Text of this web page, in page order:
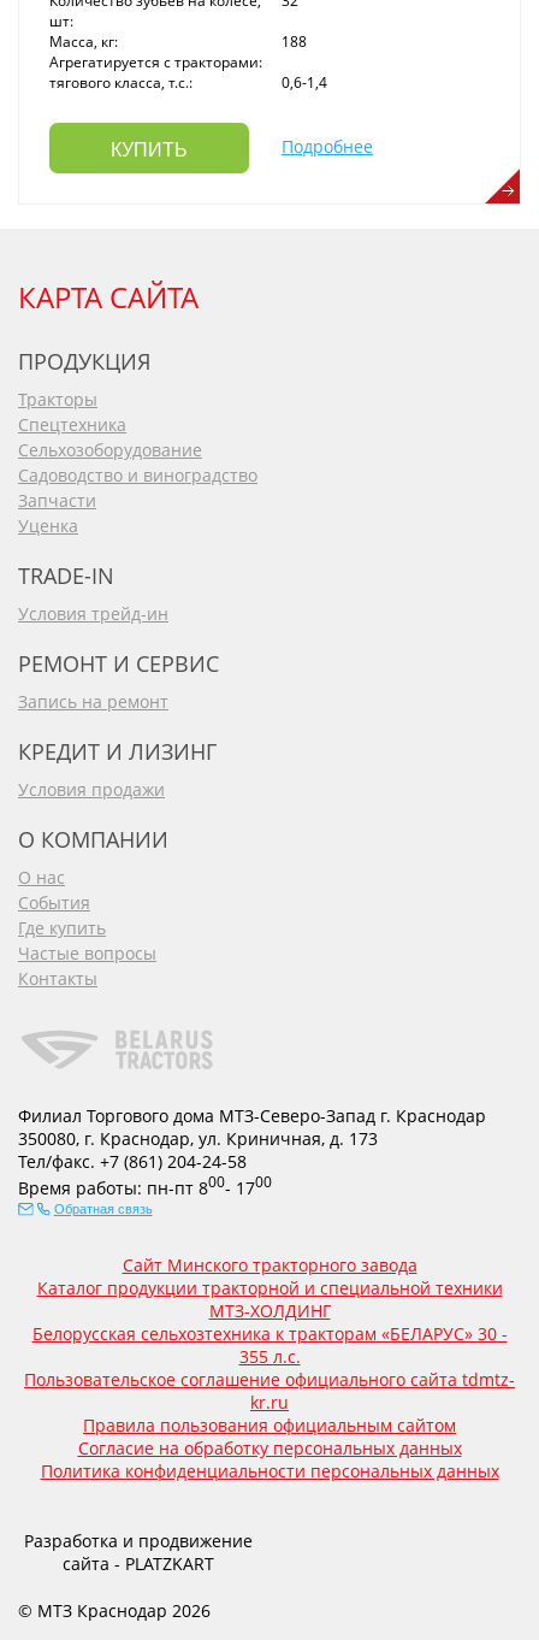
шт:
Масса, кг:
188
Агрегатируется с тракторами:
тягового класса, т.с.:
0,6-1,4
КУПИТЬ Подробнее
КАРТА САЙТА
ПРОДУКЦИЯ
Тракторы
Спецтехника
Сельхозоборудование
Садоводство и виноградство
Запчасти
Уценка
TRADE-IN
Условия трейд-ин
РЕМОНТ И СЕРВИС
Запись на ремонт
КРЕДИТ И ЛИЗИНГ
Условия продажи
О КОМПАНИИ
О нас
События
Где купить
Частые вопросы
Контакты
Филиал Торгового дома МТЗ-Северо-Запад г. Краснодар
350080, г. Краснодар, ул. Криничная, д. 173
Тел/факс. +7 (861) 204-24-58
Время работы: пн-пт 800- 1700
Обратная связь
Сайт Минского тракторного завода
Каталог продукции тракторной и специальной техники
МТЗ-ХОЛДИНГ
Белорусская сельхозтехника к тракторам «БЕЛАРУС» 30 -
355 л.с.
Пользовательское соглашение официального сайта tdmtz-
kr.ru
Правила пользования официальным сайтом
Согласие на обработку персональных данных
Политика конфиденциальности персональных данных
Разработка и продвижение
сайта - PLATZKART
© МТЗ Краснодар 2026